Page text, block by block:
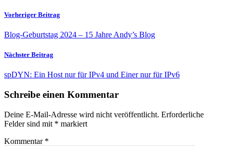
Vorheriger Beitrag
Blog-Geburtstag 2024 – 15 Jahre Andy’s Blog
Nächster Beitrag
spDYN: Ein Host nur für IPv4 und Einer nur für IPv6
Schreibe einen Kommentar
Deine E-Mail-Adresse wird nicht veröffentlicht. Erforderliche
Felder sind mit * markiert
Kommentar *